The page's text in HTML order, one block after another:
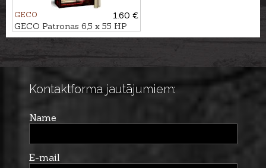
GECO
1.60 €
GECO Patronas 6,5 x 55 HP
Target 8,4g
Kontaktforma jautājumiem:
Name
E-mail